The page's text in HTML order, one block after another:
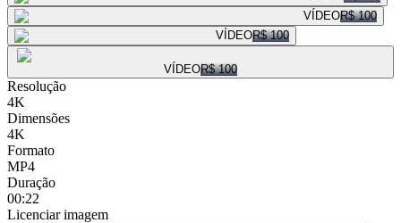
VÍDEOR$ 100
VÍDEOR$ 100
VÍDEOR$ 100
Resolução
4K
Dimensões
4K
Formato
MP4
Duração
00:22
Licenciar imagem